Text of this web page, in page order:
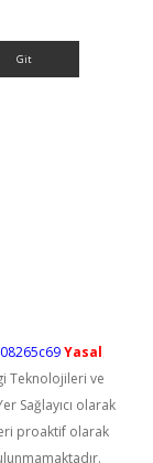
Yasal
Teknolojileri ve
Sağlayıcı olarak
proaktif olarak